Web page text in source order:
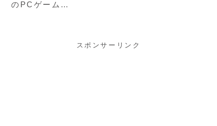
のPCゲーム！
スポンサーリンク